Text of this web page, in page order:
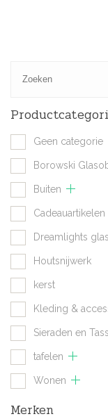
Geen categorie
Borowski
Buiten
Cadeauartikelen
Dreamlights glas
Houtsnijwerk
kerst
Kleding &
Sieraden en
tafelen
Wonen
Merken